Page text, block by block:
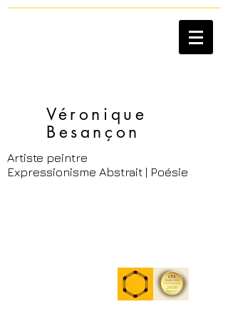
Véronique
Besançon​
Artiste peintre
Expressionisme Abstrait | Poésie